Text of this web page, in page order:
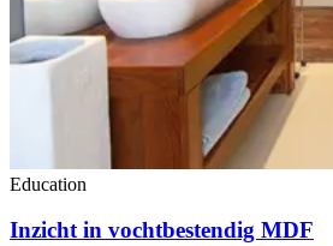
Education
Inzicht in vochtbestendig MDF